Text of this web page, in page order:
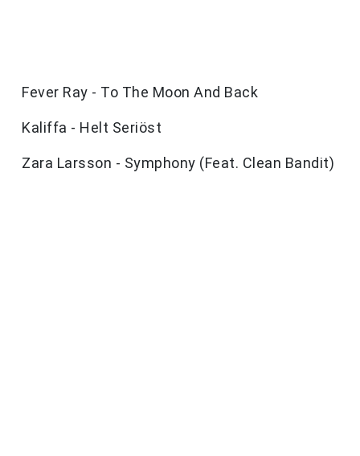
Fever Ray - To The Moon And Back
Kaliffa - Helt Seriöst
Zara Larsson - Symphony (Feat. Clean Bandit)